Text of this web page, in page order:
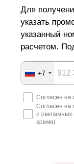
Для
указать
указанный
расчетом.
+7
Согласен на
Согласен на
и рекламных
время)